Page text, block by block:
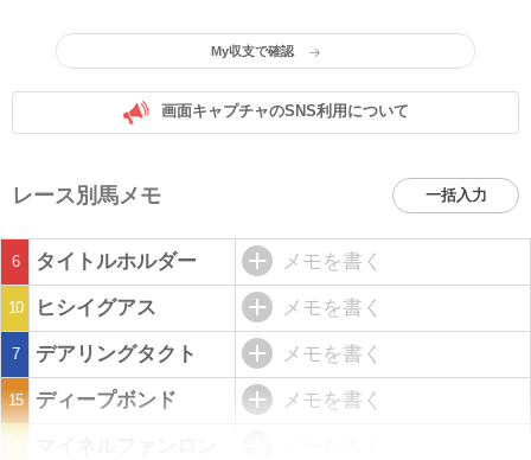
My収支で確認
画面キャプチャのSNS利用について
レース別馬メモ 一括入力
6 タイトルホルダー メモを書く
10 ヒシイグアス メモを書く
7 デアリングタクト メモを書く
15 ディープボンド メモを書く